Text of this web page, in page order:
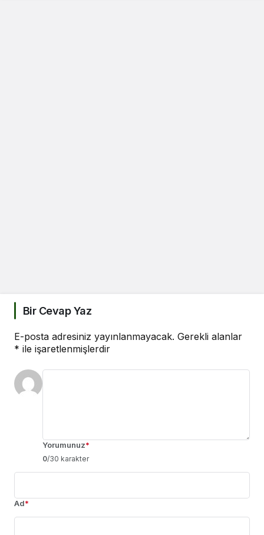
Bir Cevap Yaz
E-posta adresiniz yayınlanmayacak. Gerekli alanlar
* ile işaretlenmişlerdir
Yorumunuz*
0/30 karakter
Ad*